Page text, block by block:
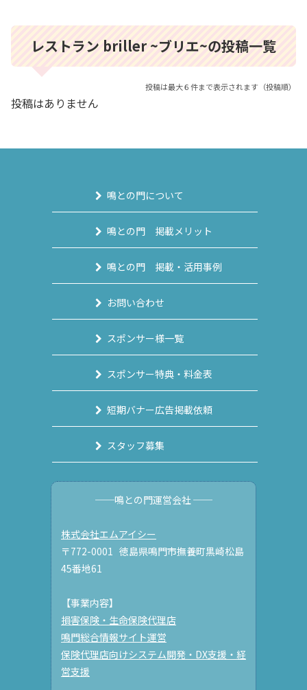
レストラン briller ~ブリエ~の投稿一覧
投稿は最大６件まで表示されます（投稿順）
投稿はありません
鳴との門について
鳴との門 掲載メリット
鳴との門 掲載・活用事例
お問い合わせ
スポンサー様一覧
スポンサー特典・料金表
短期バナー広告掲載依頼
スタッフ募集
──鳴との門運営会社 ──
株式会社エムアイシー
〒772-0001 徳島県鳴門市撫養町黒崎松島
45番地61
【事業内容】
損害保険・生命保険代理店
鳴門総合情報サイト運営
保険代理店向けシステム開発・DX支援・経
営支援